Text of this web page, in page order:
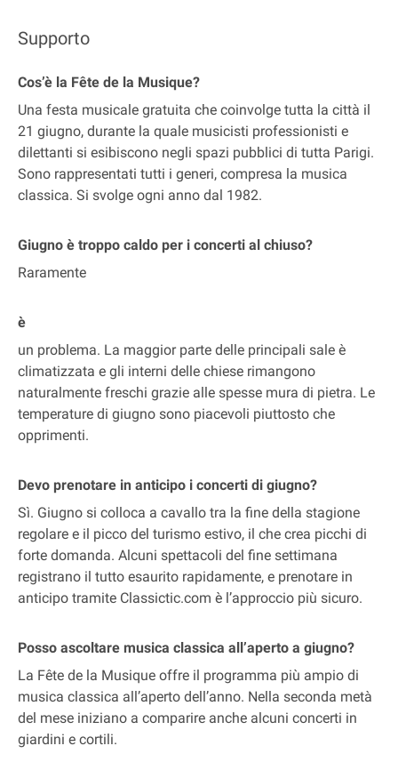
Supporto
Cos’è la Fête de la Musique?
Una festa musicale gratuita che coinvolge tutta la città il
21 giugno, durante la quale musicisti professionisti e
dilettanti si esibiscono negli spazi pubblici di tutta Parigi.
Sono rappresentati tutti i generi, compresa la musica
classica. Si svolge ogni anno dal 1982.
Giugno è troppo caldo per i concerti al chiuso?
Raramente
è
un problema. La maggior parte delle principali sale è
climatizzata e gli interni delle chiese rimangono
naturalmente freschi grazie alle spesse mura di pietra. Le
temperature di giugno sono piacevoli piuttosto che
opprimenti.
Devo prenotare in anticipo i concerti di giugno?
Sì. Giugno si colloca a cavallo tra la fine della stagione
regolare e il picco del turismo estivo, il che crea picchi di
forte domanda. Alcuni spettacoli del fine settimana
registrano il tutto esaurito rapidamente, e prenotare in
anticipo tramite Classictic.com è l’approccio più sicuro.
Posso ascoltare musica classica all’aperto a giugno?
La Fête de la Musique offre il programma più ampio di
musica classica all’aperto dell’anno. Nella seconda metà
del mese iniziano a comparire anche alcuni concerti in
giardini e cortili.